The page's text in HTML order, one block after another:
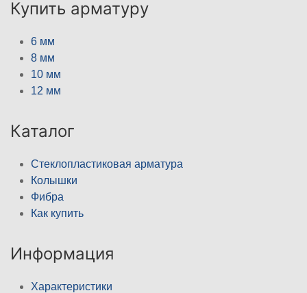
Купить арматуру
6 мм
8 мм
10 мм
12 мм
Каталог
Стеклопластиковая арматура
Колышки
Фибра
Как купить
Информация
Характеристики